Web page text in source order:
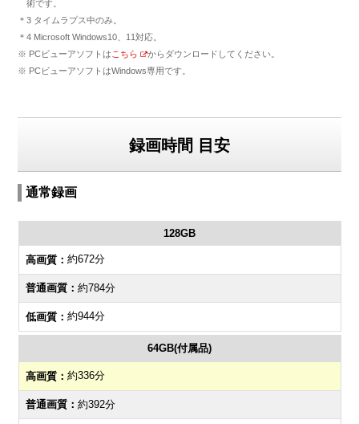
術です。
＊3 タイムラプス中のみ。
＊4 Microsoft Windows10、11対応。
※ PCビューアソフトは こちら
からダウンロードしてください。
※ PCビューアソフトはWindows専用です。
録画時間 目安
通常録画
128GB
約672分
約784分
約944分
64GB(付属品)
約336分
約392分